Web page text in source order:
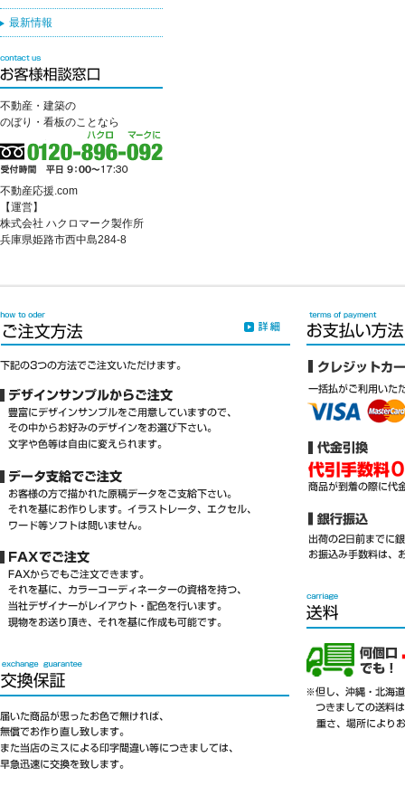
最新情報
不動産・建築の
のぼり・看板のことなら
不動産応援.com
【運営】
株式会社 ハクロマーク製作所
兵庫県姫路市西中島284-8